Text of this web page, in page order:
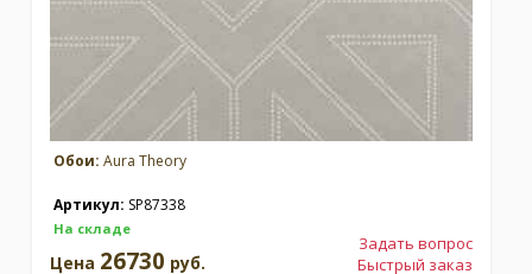
Обои: Aura Theory
Артикул: SP87338
На складе
Задать вопрос
Быстрый заказ
Цена 26730 руб.